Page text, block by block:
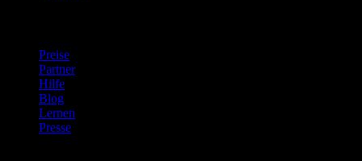
Preise
Partner
Hilfe
Blog
Lernen
Presse